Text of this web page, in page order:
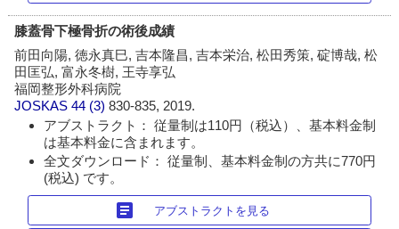
膝蓋骨下極骨折の術後成績
前田向陽, 徳永真巳, 吉本隆昌, 吉本栄治, 松田秀策, 碇博哉, 松
田匡弘, 富永冬樹, 王寺享弘
福岡整形外科病院
JOSKAS 44 (3)830-835, 2019.
アブストラクト： 従量制は110円（税込）、基本料金制
は基本料金に含まれます。
全文ダウンロード： 従量制、基本料金制の方共に770円
(税込) です。
article アブストラクトを見る